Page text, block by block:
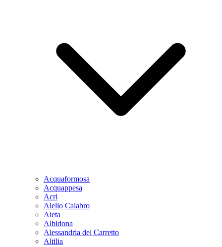
Acquaformosa
Acquappesa
Acri
Aiello Calabro
Aieta
Albidona
Alessandria del Carretto
Altilia